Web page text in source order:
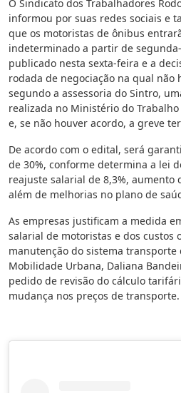
O Sindicato dos Trabalhadores
informou por suas redes sociais e
que os motoristas de ônibus
indeterminado a partir de
publicado nesta sexta-feira e a
rodada de negociação na qual não
segundo a assessoria do Sintro,
realizada no Ministério do
e, se não houver acordo, a greve
De acordo com o edital, será
de 30%, conforme determina a lei
reajuste salarial de 8,3%, aumento
além de melhorias no plano de
As empresas justificam a medida
salarial de motoristas e dos custos
manutenção do sistema
Mobilidade Urbana, Daliana
pedido de revisão do cálculo
mudança nos preços de transporte.